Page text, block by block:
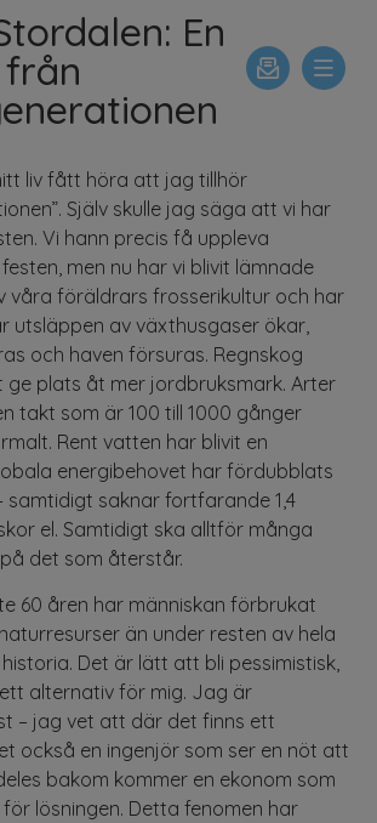
En
liv fått höra att jag tillhör
Själv skulle jag säga att vi har
Vi hann precis få uppleva
men nu har vi blivit lämnade
våra föräldrars frosserikultur och har
utsläppen av växthusgaser ökar,
och haven försuras. Regnskog
plats åt mer jordbruksmark. Arter
takt som är 100 till 1000 gånger
Rent vatten har blivit en
energibehovet har fördubblats
samtidigt saknar fortfarande 1,4
el. Samtidigt ska alltför många
det som återstår.
60 åren har människan förbrukat
än under resten av hela
Det är lätt att bli pessimistisk,
alternativ för mig. Jag är
– jag vet att där det finns ett
också en ingenjör som ser en nöt att
bakom kommer en ekonom som
lösningen. Detta fenomen har